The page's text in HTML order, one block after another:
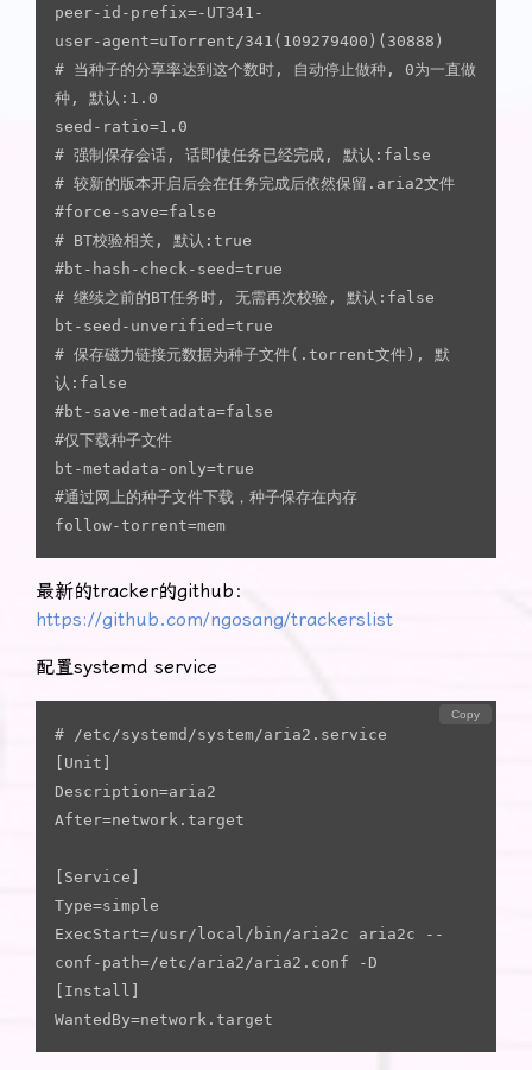
peer-id-prefix=-UT341-
user-agent=uTorrent/341(109279400)(30888)
# 当种子的分享率达到这个数时, 自动停止做种, 0为一直做
种, 默认:1.0
seed-ratio=1.0
# 强制保存会话, 话即使任务已经完成, 默认:false
# 较新的版本开启后会在任务完成后依然保留.aria2文件
#force-save=false
# BT校验相关, 默认:true
#bt-hash-check-seed=true
# 继续之前的BT任务时, 无需再次校验, 默认:false
bt-seed-unverified=true
# 保存磁力链接元数据为种子文件(.torrent文件), 默
认:false
#bt-save-metadata=false
#仅下载种子文件
bt-metadata-only=true
#通过网上的种子文件下载，种子保存在内存
follow-torrent=mem
最新的tracker的github：
https://github.com/ngosang/trackerslist
配置systemd service
# /etc/systemd/system/aria2.service
[Unit]
Description=aria2
After=network.target
[Service]
Type=simple
ExecStart=/usr/local/bin/aria2c aria2c --
conf-path=/etc/aria2/aria2.conf -D
[Install]
WantedBy=network.target
Copy